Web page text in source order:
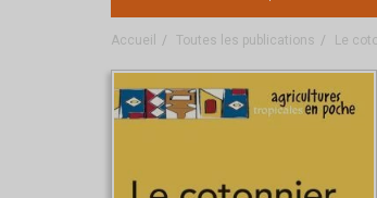
Accueil Toutes les publications Le